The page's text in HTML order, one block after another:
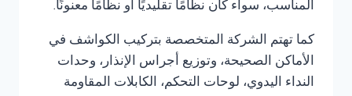
المناسب، سواء كان نظامًا تقليديًا أو نظامًا معنونًا.
كما تهتم الشركة المتخصصة بتركيب الكواشف في
الأماكن الصحيحة، وتوزيع أجراس الإنذار، وحدات
النداء اليدوي، لوحات التحكم، الكابلات المقاومة